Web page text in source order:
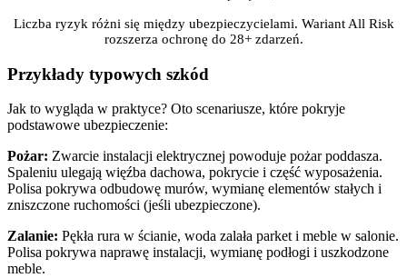
Liczba ryzyk różni się między ubezpieczycielami. Wariant All Risk
rozszerza ochronę do 28+ zdarzeń.
Przykłady typowych szkód
Jak to wygląda w praktyce? Oto scenariusze, które pokryje
podstawowe ubezpieczenie:
Pożar: Zwarcie instalacji elektrycznej powoduje pożar poddasza.
Spaleniu ulegają więźba dachowa, pokrycie i część wyposażenia.
Polisa pokrywa odbudowę murów, wymianę elementów stałych i
zniszczone ruchomości (jeśli ubezpieczone).
Zalanie: Pękła rura w ścianie, woda zalała parket i meble w salonie.
Polisa pokrywa naprawę instalacji, wymianę podłogi i uszkodzone
meble.